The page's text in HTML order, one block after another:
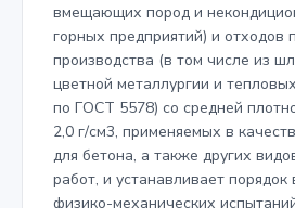
вмещающих пород и
горных предприятий) и отходов
производства (в том числе из
цветной металлургии и
по ГОСТ 5578) со средней
2,0 г/см3, применяемых в
для бетона, а также других
работ, и устанавливает
физико-механических